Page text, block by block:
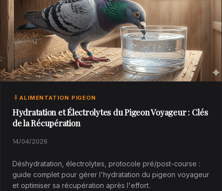
ALIMENTATION PIGEON
Hydratation et Électrolytes du Pigeon Voyageur : Clés
de la Récupération
14/04/2026
Déshydratation, électrolytes, protocole pré/post-course :
guide complet pour gérer l'hydratation du pigeon voyageur
et optimiser sa récupération après l'effort.